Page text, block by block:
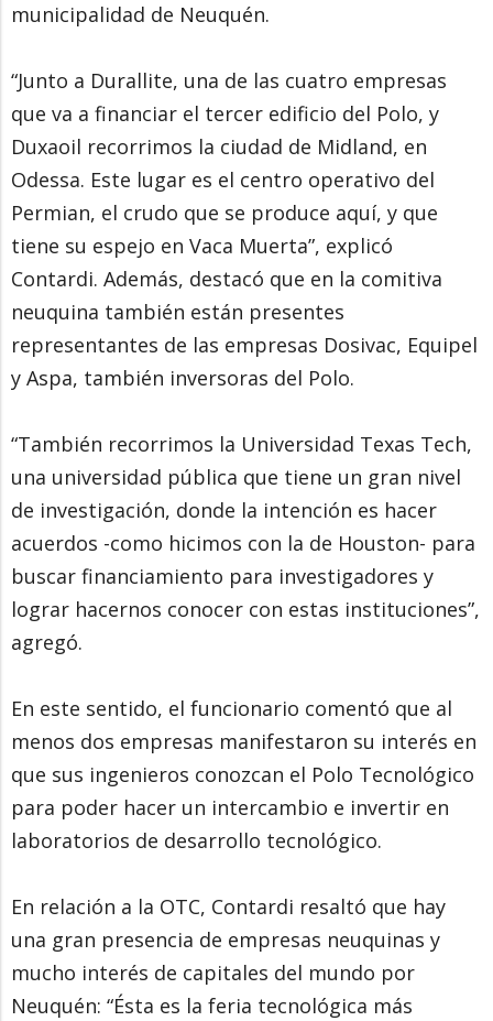
municipalidad de Neuquén.
“Junto a Durallite, una de las cuatro empresas
que va a financiar el tercer edificio del Polo, y
Duxaoil recorrimos la ciudad de Midland, en
Odessa. Este lugar es el centro operativo del
Permian, el crudo que se produce aquí, y que
tiene su espejo en Vaca Muerta”, explicó
Contardi. Además, destacó que en la comitiva
neuquina también están presentes
representantes de las empresas Dosivac, Equipel
y Aspa, también inversoras del Polo.
“También recorrimos la Universidad Texas Tech,
una universidad pública que tiene un gran nivel
de investigación, donde la intención es hacer
acuerdos -como hicimos con la de Houston- para
buscar financiamiento para investigadores y
lograr hacernos conocer con estas instituciones”,
agregó.
En este sentido, el funcionario comentó que al
menos dos empresas manifestaron su interés en
que sus ingenieros conozcan el Polo Tecnológico
para poder hacer un intercambio e invertir en
laboratorios de desarrollo tecnológico.
En relación a la OTC, Contardi resaltó que hay
una gran presencia de empresas neuquinas y
mucho interés de capitales del mundo por
Neuquén: “Ésta es la feria tecnológica más